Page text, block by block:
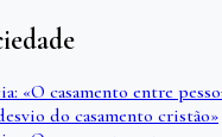
«O casamento entre
do casamento cristão»